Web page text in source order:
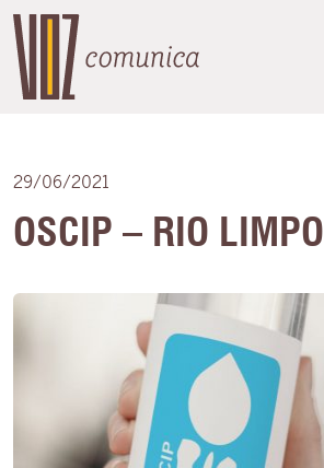
29/06/2021
OSCIP – RIO LIMPO